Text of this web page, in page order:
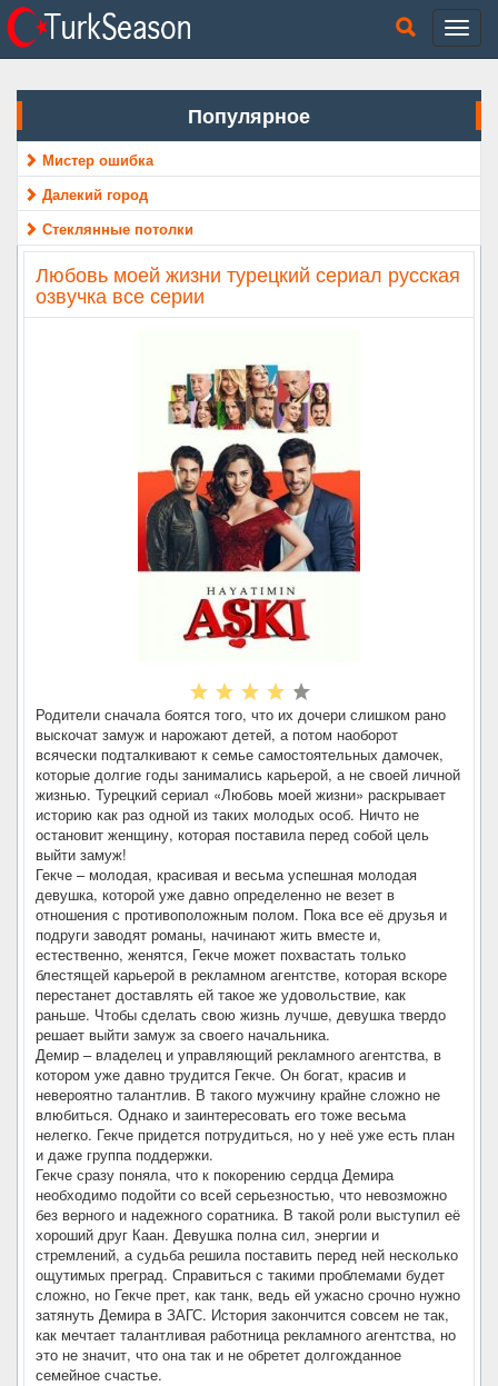
Популярное
Мистер ошибка
Далекий город
Стеклянные потолки
Любовь моей жизни турецкий сериал русская
озвучка все серии
Родители сначала боятся того, что их дочери слишком рано
выскочат замуж и нарожают детей, а потом наоборот
всячески подталкивают к семье самостоятельных дамочек,
которые долгие годы занимались карьерой, а не своей личной
жизнью. Турецкий сериал «Любовь моей жизни» раскрывает
историю как раз одной из таких молодых особ. Ничто не
остановит женщину, которая поставила перед собой цель
выйти замуж!
Гекче – молодая, красивая и весьма успешная молодая
девушка, которой уже давно определенно не везет в
отношения с противоположным полом. Пока все её друзья и
подруги заводят романы, начинают жить вместе и,
естественно, женятся, Гекче может похвастать только
блестящей карьерой в рекламном агентстве, которая вскоре
перестанет доставлять ей такое же удовольствие, как
раньше. Чтобы сделать свою жизнь лучше, девушка твердо
решает выйти замуж за своего начальника.
Демир – владелец и управляющий рекламного агентства, в
котором уже давно трудится Гекче. Он богат, красив и
невероятно талантлив. В такого мужчину крайне сложно не
влюбиться. Однако и заинтересовать его тоже весьма
нелегко. Гекче придется потрудиться, но у неё уже есть план
и даже группа поддержки.
Гекче сразу поняла, что к покорению сердца Демира
необходимо подойти со всей серьезностью, что невозможно
без верного и надежного соратника. В такой роли выступил её
хороший друг Каан. Девушка полна сил, энергии и
стремлений, а судьба решила поставить перед ней несколько
ощутимых преград. Справиться с такими проблемами будет
сложно, но Гекче прет, как танк, ведь ей ужасно срочно нужно
затянуть Демира в ЗАГС. История закончится совсем не так,
как мечтает талантливая работница рекламного агентства, но
это не значит, что она так и не обретет долгожданное
семейное счастье.